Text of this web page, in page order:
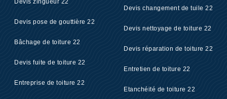
Devis zingueur 22
Devis pose de gouttière 22
Bâchage de toiture 22
Devis fuite de toiture 22
Entreprise de toiture 22
Devis changement de tuile 22
Devis nettoyage de toiture 22
Devis réparation de toiture 22
Entretien de toiture 22
Etanchéité de toiture 22